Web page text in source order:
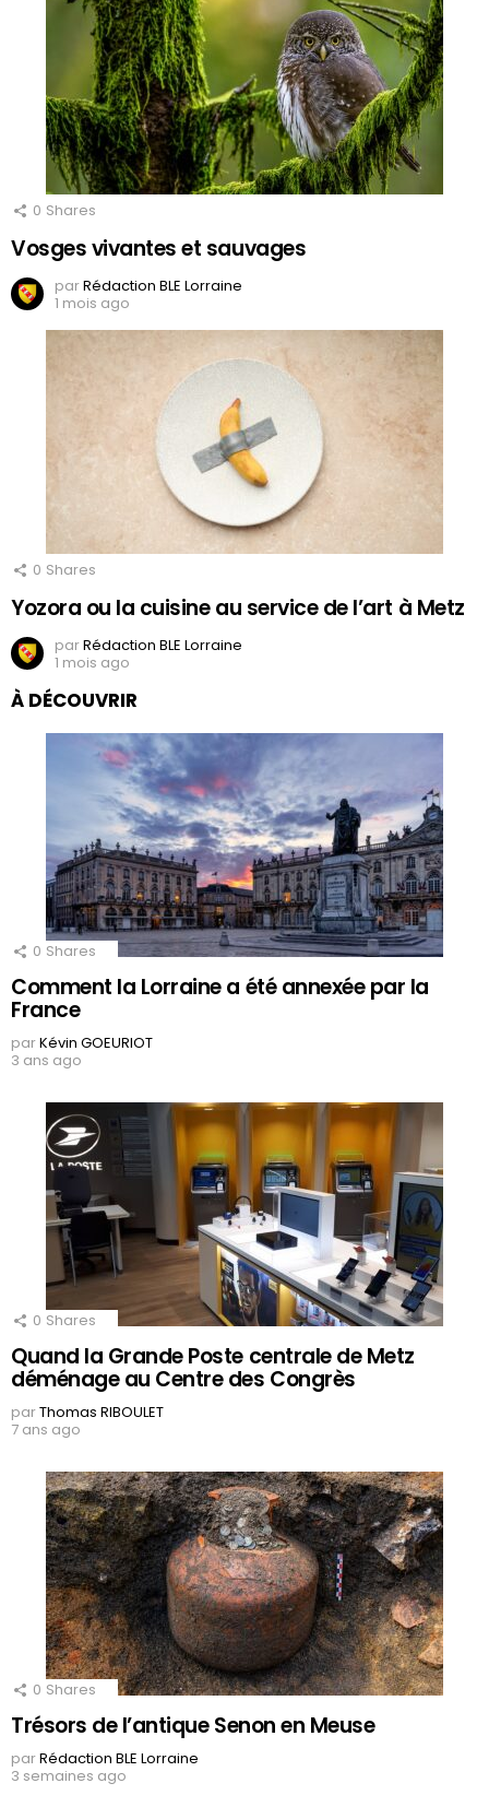
0 Shares
Vosges vivantes et sauvages
parRédaction BLE Lorraine
1 mois ago
0 Shares
Yozora ou la cuisine au service de l’art à Metz
parRédaction BLE Lorraine
1 mois ago
À DÉCOUVRIR
0 Shares
Comment la Lorraine a été annexée par la
France
parKévin GOEURIOT
3 ans ago
0 Shares
Quand la Grande Poste centrale de Metz
déménage au Centre des Congrès
parThomas RIBOULET
7 ans ago
0 Shares
Trésors de l’antique Senon en Meuse
parRédaction BLE Lorraine
3 semaines ago